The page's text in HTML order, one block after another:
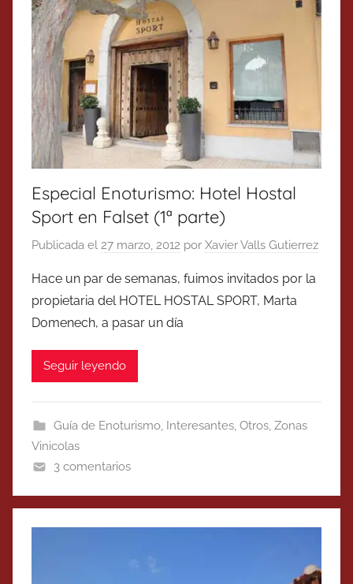
Especial Enoturismo: Hotel Hostal
Sport en Falset (1ª parte)
Publicada el 27 marzo, 2012 por Xavier Valls Gutierrez
Hace un par de semanas, fuimos invitados por la
propietaria del HOTEL HOSTAL SPORT, Marta
Domenech, a pasar un día
Seguir leyendo
Guía de Enoturismo, Interesantes, Otros, Zonas
Vinicolas
3 comentarios